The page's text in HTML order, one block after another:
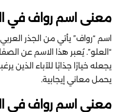
معنى اسم رواف في
اسم “رواف” يأتي من الجذر
“العلو”. يُعبر هذا الاسم عن
يجعله خيارًا جذابًا للآباء الذين
يحمل معاني إيجابية.
معنى اسم رواف في